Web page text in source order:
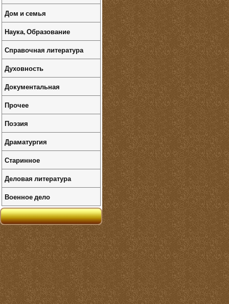
Дом и семья
Наука, Образование
Справочная литература
Духовность
Документальная
Прочее
Поэзия
Драматургия
Старинное
Деловая литература
Военное дело